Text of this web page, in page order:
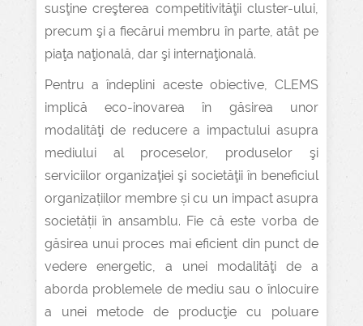
susţine creşterea competitivităţii cluster-ului,
precum şi a fiecărui membru în parte, atât pe
piaţa naţională, dar şi internaţională.
Pentru a îndeplini aceste obiective, CLEMS
implică eco-inovarea în găsirea unor
modalităţi de reducere a impactului asupra
mediului al proceselor, produselor şi
serviciilor organizaţiei şi societăţii în beneficiul
organizațiilor membre și cu un impact asupra
societății în ansamblu. Fie că este vorba de
găsirea unui proces mai eficient din punct de
vedere energetic, a unei modalităţi de a
aborda problemele de mediu sau o înlocuire
a unei metode de producţie cu poluare